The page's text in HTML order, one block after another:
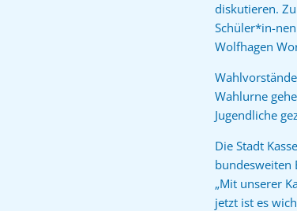
diskutieren.
Schüler*in-
Wolfhagen
Wahlurne
Jugendliche
Die Stadt
bundesweiten
„Mit unserer
jetzt ist es